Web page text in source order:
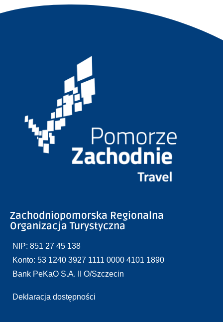
Zachodniopomorska Regionalna
Organizacja Turystyczna
NIP: 851 27 45 138
Konto: 53 1240 3927 1111 0000 4101 1890
Bank PeKaO S.A. II O/Szczecin
Deklaracja dostępności